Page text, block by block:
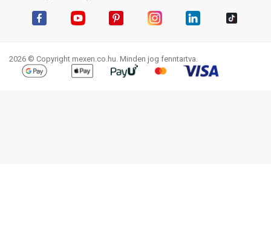
2026 © Copyright mexen.co.hu. Minden jog fenntartva.